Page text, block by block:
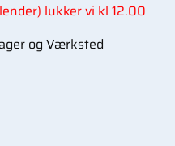
lukker vi kl 12.00
og Værksted